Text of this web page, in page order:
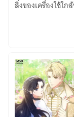
ผม
สิ่งของเครื่องใช้ใ